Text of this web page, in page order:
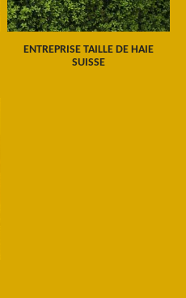
ENTREPRISE TAILLE DE HAIE
SUISSE